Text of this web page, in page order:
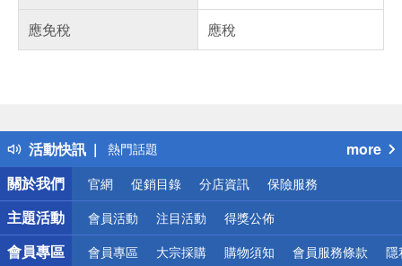
應免稅
應稅
活動快訊
得獎公告
熱門話題
銀行優惠
偏遠地區配送
詐騙網頁！請小心！
more
關於我們
官網 促銷目錄 分店資訊 保險服務
主題活動 會員活動 注目活動 得獎公佈
會員專區 會員專區 大宗採購 購物須知 會員服務條款 隱